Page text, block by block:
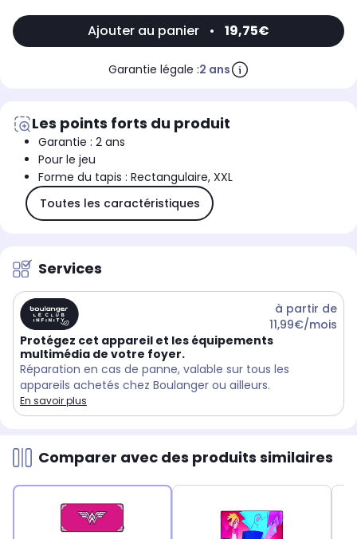
Ajouter au panier • 19,75€
Garantie légale :2 ans
Les points forts du produit
Garantie : 2 ans
Pour le jeu
Forme du tapis : Rectangulaire, XXL
Toutes les caractéristiques
Services
à partir de
11,99€/mois
Protégez cet appareil et les équipements
multimédia de votre foyer.
Réparation en cas de panne, valable sur tous les
appareils achetés chez Boulanger ou ailleurs.
En savoir plus
Comparer avec des produits similaires